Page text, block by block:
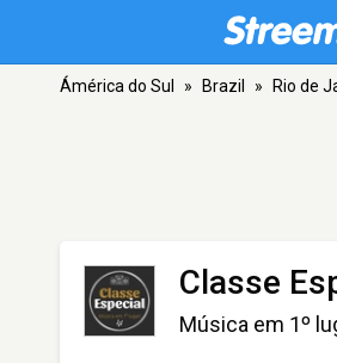
Ámérica do Sul » Brazil » Rio de
Classe
Música em 1º